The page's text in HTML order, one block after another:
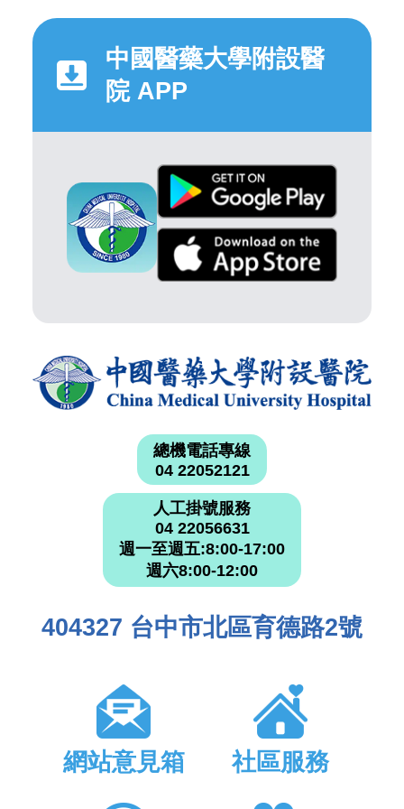
中國醫藥大學附設醫
院 APP
總機電話專線
04 22052121
人工掛號服務
04 22056631
週一至週五:8:00-17:00
週六8:00-12:00
404327 台中市北區育德路2號
網站意見箱 社區服務